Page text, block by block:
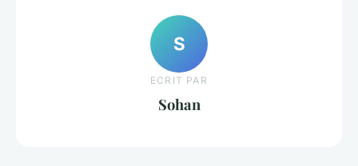
S
ECRIT PAR
Sohan